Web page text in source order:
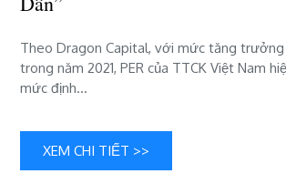
mạnh
hơn
định
chứng
Theo Dragon Capital, với mức tăng trưởng
trong năm 2021, PER của TTCK Việt Nam
mức định…
XEM CHI TIẾT >>